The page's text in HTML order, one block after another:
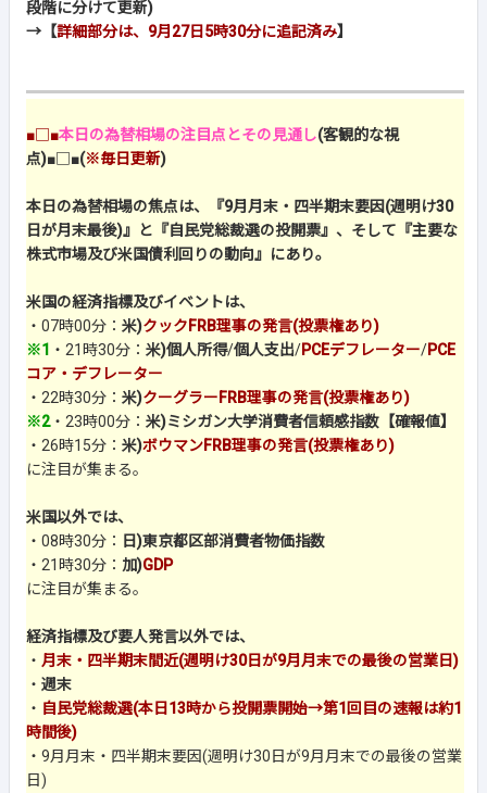
段階に分けて更新)
→【詳細部分は、9月27日5時30分に追記済み】
■□■本日の為替相場の注目点とその見通し(客観的な視
点)■□■(※毎日更新)
本日の為替相場の焦点は、『9月月末・四半期末要因(週明け30
日が月末最後)』と『自民党総裁選の投開票』、そして『主要な
株式市場及び米国債利回りの動向』にあり。
米国の経済指標及びイベントは、
・07時00分： 米)クックFRB理事の発言(投票権あり)
※1 ・21時30分： 米)個人所得/個人支出/PCEデフレーター/PCE
コア・デフレーター
・22時30分： 米)クーグラーFRB理事の発言(投票権あり)
※2・23時00分： 米)ミシガン大学消費者信頼感指数【確報値】
・26時15分： 米)ボウマンFRB理事の発言(投票権あり)
に注目が集まる。
米国以外では、
・08時30分：
日)東京都区部消費者物価指数
・21時30分： 加)GDP
に注目が集まる。
経済指標及び要人発言以外では、
・ 月末・四半期末間近(週明け30日が9月月末での最後の営業日)
・ 週末
・ 自民党総裁選(本日13時から投開票開始→第1回目の速報は約1
時間後)
・9月月末・四半期末要因(週明け30日が9月月末での最後の営業
日)